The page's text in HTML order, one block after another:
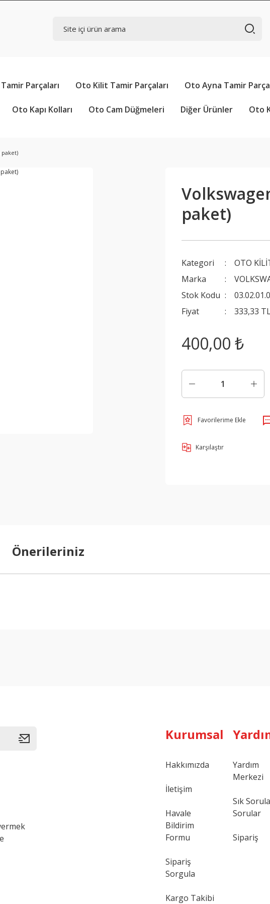
Parçaları Oto Kilit Tamir Parçaları Oto Ayna Tamir
Oto Kapı Kolları Oto Cam Düğmeleri Diğer Ürünler Oto
paket)
paket)
Kategori
OTO
Marka
Stok Kodu
Fiyat
333,33
400,00 ₺
Karşılaştır
Önerileriniz
Kurumsal
Hakkımızda
İletişim
Havale
Bildirim
Formu
Sipariş
Sorgula
Kargo Takibi
Yardım
Merkezi
Sık
Sorular
Sipariş